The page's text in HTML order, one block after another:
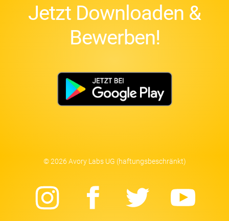
Jetzt Downloaden &
Bewerben!
© 2026 Avory Labs UG (haftungsbeschränkt)
Instagram
Facebook
Twitter